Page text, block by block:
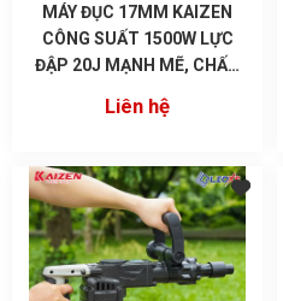
MÁY ĐỤC 17MM KAIZEN
CÔNG SUẤT 1500W LỰC
ĐẬP 20J MẠNH MẼ, CHẤT
Liên hệ